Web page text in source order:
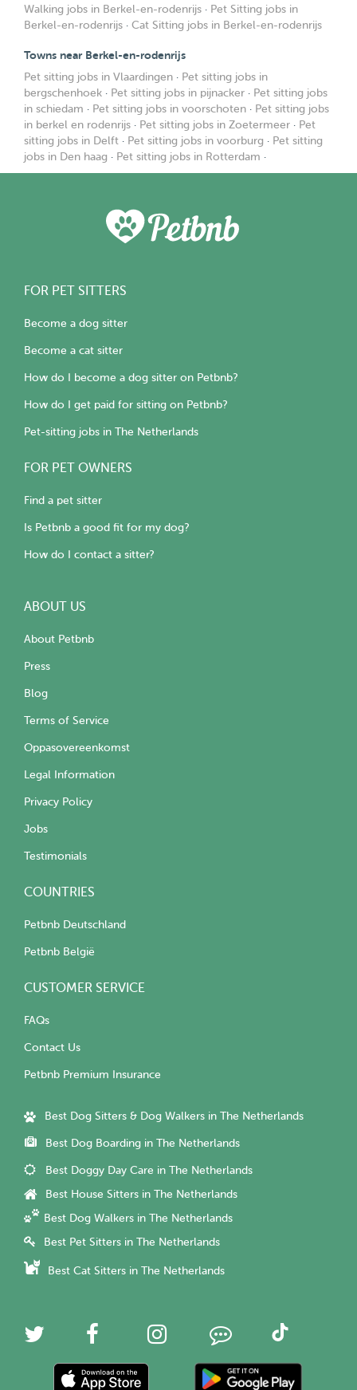
Walking jobs in Berkel-en-rodenrijs · Pet Sitting jobs in
Berkel-en-rodenrijs · Cat Sitting jobs in Berkel-en-rodenrijs
Towns near Berkel-en-rodenrijs
Pet sitting jobs in Vlaardingen · Pet sitting jobs in
bergschenhoek · Pet sitting jobs in pijnacker · Pet sitting jobs
in schiedam · Pet sitting jobs in voorschoten · Pet sitting jobs
in berkel en rodenrijs · Pet sitting jobs in Zoetermeer · Pet
sitting jobs in Delft · Pet sitting jobs in voorburg · Pet sitting
jobs in Den haag · Pet sitting jobs in Rotterdam ·
FOR PET SITTERS
Become a dog sitter
Become a cat sitter
How do I become a dog sitter on Petbnb?
How do I get paid for sitting on Petbnb?
Pet-sitting jobs in The Netherlands
FOR PET OWNERS
Find a pet sitter
Is Petbnb a good fit for my dog?
How do I contact a sitter?
ABOUT US
About Petbnb
Press
Blog
Terms of Service
Oppasovereenkomst
Legal Information
Privacy Policy
Jobs
Testimonials
COUNTRIES
Petbnb Deutschland
Petbnb België
CUSTOMER SERVICE
FAQs
Contact Us
Petbnb Premium Insurance
Best Dog Sitters & Dog Walkers in The Netherlands
Best Dog Boarding in The Netherlands
Best Doggy Day Care in The Netherlands
Best House Sitters in The Netherlands
Best Dog Walkers in The Netherlands
Best Pet Sitters in The Netherlands
Best Cat Sitters in The Netherlands